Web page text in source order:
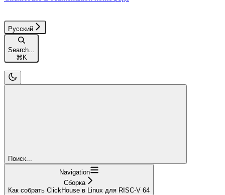
Русский
Search...
⌘ K
Поиск...
Navigation
Сборка
Как собрать ClickHouse в Linux для RISC-V 64